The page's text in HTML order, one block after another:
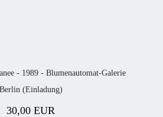
- 1989 - Blumenautomat-Galerie
Berlin (Einladung)
30,00 EUR